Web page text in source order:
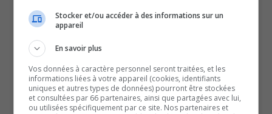
l’affiche dès demain. Réalisé par le cinéaste gatinois
Philippe Falardeau et inspiré du roman
autobiographique d’Alain Farah, ce long métrage
propose une incursion à la fois sensible et
percutante dans un univers singulier. Une œuvre à
découvrir dès sa sortie en salle, dès vendredi.
Stocker et/ou accéder à des informations sur un
appareil
En savoir plus
Vos données à caractère personnel seront traitées, et les
informations liées à votre appareil (cookies, identifiants
uniques et autres types de données) pourront être stockées
et consultées par 66 partenaires, ainsi que partagées avec lui,
ou utilisées spécifiquement par ce site. Nos partenaires et